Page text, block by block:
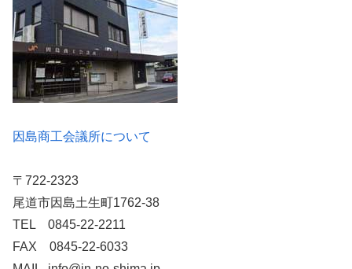
因島商工会議所について
〒722-2323
尾道市因島土生町1762-38
TEL 0845-22-2211
FAX 0845-22-6033